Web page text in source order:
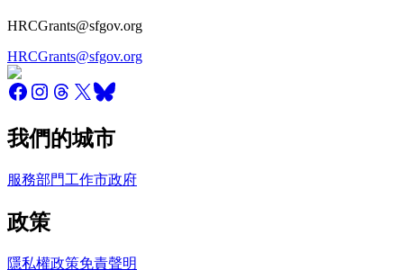
HRCGrants@sfgov.org
HRCGrants@sfgov.org
我們的城市
服務部門工作市政府
政策
隱私權政策免責聲明